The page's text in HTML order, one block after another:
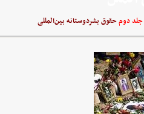
جلد دومحقوق بشردوستانه بین‌المللی